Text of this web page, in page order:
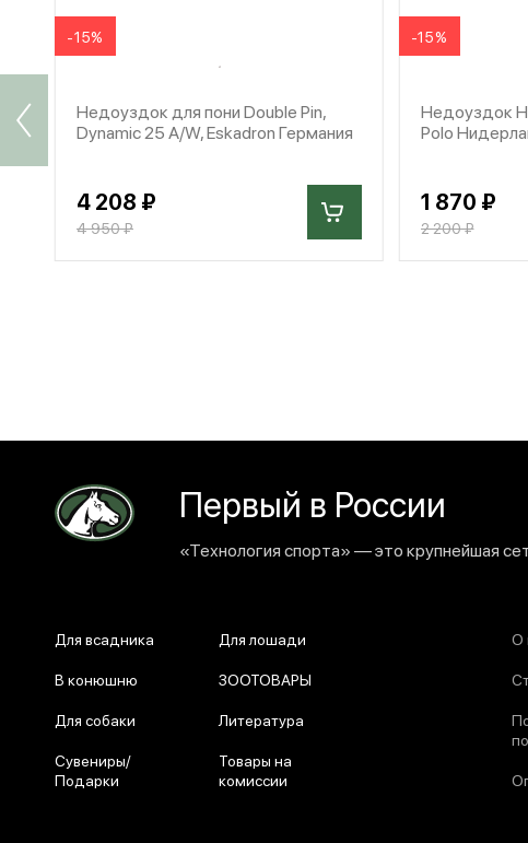
-15%
Недоуздок для пони Double Pin,
Dynamic 25 A/W, Eskadron Германия
4 208 ₽
4 950 ₽
-15%
Недоуздок
Polo
1 870 ₽
2 200 ₽
Первый в России
«Технология спорта» — это крупнейшая
Для всадника Для лошади
В конюшню ЗООТОВАРЫ
Для собаки Литература
Сувениры/
Подарки
Товары на
комиссии
О